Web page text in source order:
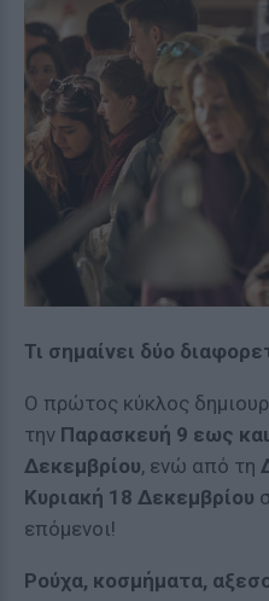
Τι σημαίνει δύο
Ο πρώτος κύκλος
την Παρασκευή 9 εως
Δεκεμβρίου, ενώ από τη
Κυριακή 18 Δεκεμβρίου
επόμενοι!
Ρούχα, κοσμήματα,